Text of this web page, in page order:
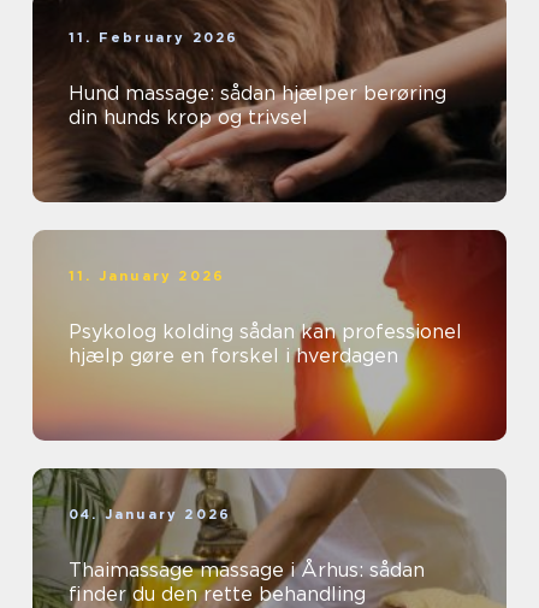
11. February 2026
Hund massage: sådan hjælper berøring
din hunds krop og trivsel
11. January 2026
Psykolog kolding sådan kan professionel
hjælp gøre en forskel i hverdagen
04. January 2026
Thaimassage massage i Århus: sådan
finder du den rette behandling